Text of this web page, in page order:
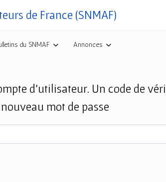
de France (SNMAF)
du SNMAF Annonces
d'utilisateur. Un code de
mot de passe